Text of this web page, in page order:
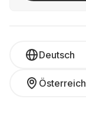
Deutsch
Österreich